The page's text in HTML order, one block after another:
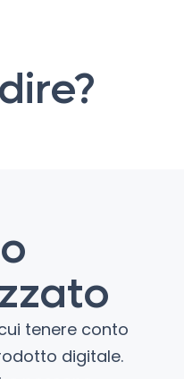
tenere conto
digitale.